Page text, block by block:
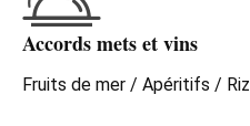
Accords mets et vins
Fruits de mer / Apéritifs / Riz